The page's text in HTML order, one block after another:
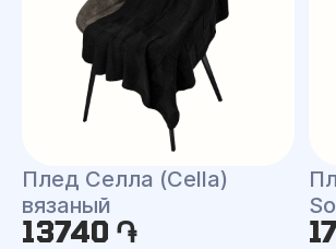
Плед Селла (Cella)
вязаный
13740 ֏